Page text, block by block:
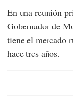
En una reunión
Gobernador de
tiene el mercado
hace tres años.